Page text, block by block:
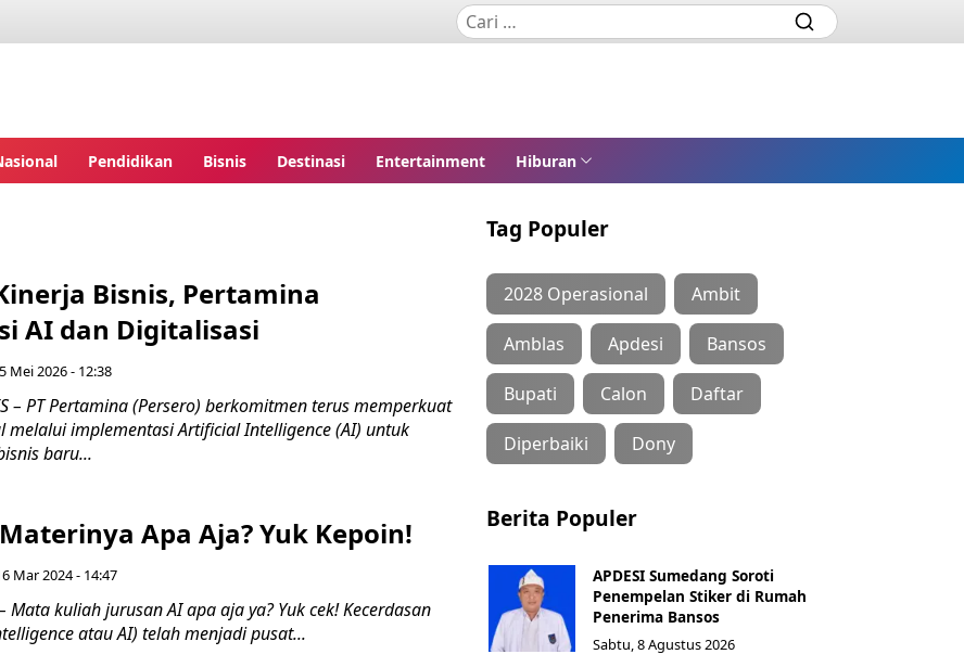
Pendidikan Bisnis Destinasi Entertainment Hiburan
Bisnis, Pertamina
AI dan Digitalisasi
Mei 2026 - 12:38
– PT Pertamina (Persero) berkomitmen terus memperkuat
implementasi Artificial Intelligence (AI) untuk
baru...
Apa Aja? Yuk Kepoin!
Mar 2024 - 14:47
Mata kuliah jurusan AI apa aja ya? Yuk cek! Kecerdasan
atau AI) telah menjadi pusat...
Tag Populer
2028 Operasional Ambit
Amblas Apdesi Bansos
Bupati Calon Daftar
Diperbaiki Dony
Berita Populer
APDESI Sumedang Soroti
Penempelan Stiker di Rumah
Penerima Bansos
Sabtu, 8 Agustus 2026